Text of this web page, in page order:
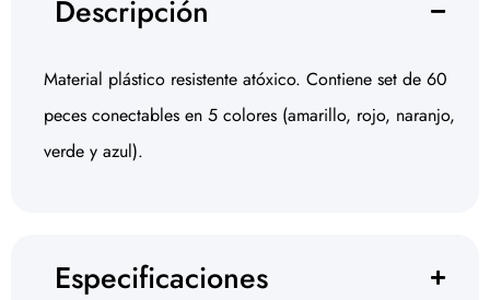
Descripción
Material plástico resistente atóxico. Contiene set de 60
peces conectables en 5 colores (amarillo, rojo, naranjo,
verde y azul).
Especificaciones